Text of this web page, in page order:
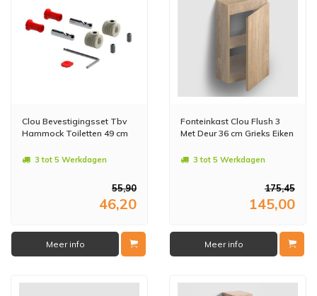
Clou Bevestigingsset Tbv
Hammock Toiletten 49 cm
3 tot 5 Werkdagen
55,90
46,20
Meer info
Fonteinkast Clou Flush 3
Met Deur 36 cm Grieks Eiken
3 tot 5 Werkdagen
175,45
145,00
Meer info